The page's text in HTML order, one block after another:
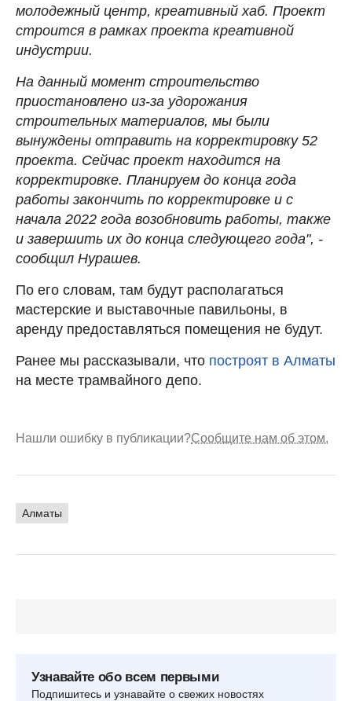
молодежный центр, креативный хаб. Проект
строится в рамках проекта креативной
индустрии.
На данный момент строительство
приостановлено из-за удорожания
строительных материалов, мы были
вынуждены отправить на корректировку 52
проекта. Сейчас проект находится на
корректировке. Планируем до конца года
работы закончить по корректировке и с
начала 2022 года возобновить работы, также
и завершить их до конца следующего года", -
сообщил Нурашев.
По его словам, там будут располагаться
мастерские и выставочные павильоны, в
аренду предоставляться помещения не будут.
Ранее мы рассказывали, что построят в Алматы
на месте трамвайного депо.
Нашли ошибку в публикации?Сообщите нам об этом.
Алматы
Узнавайте обо всем первыми
Подпишитесь и узнавайте о свежих новостях